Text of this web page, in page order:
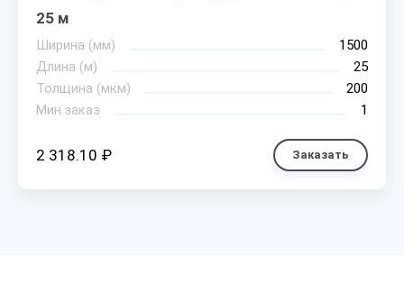
25 м
Ширина (мм)
1500
Длина (м)
25
Толщина (мкм)
200
Мин.заказ
1
2 318.10 ₽ Заказать